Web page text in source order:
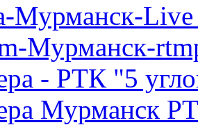
Мурманск-
Мурманск-
- РТК "5
Мурманск